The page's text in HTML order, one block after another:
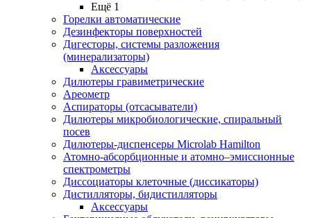
Ещё 1
Горелки автоматические
Дезинфекторы поверхностей
Дигесторы, системы разложения
(минерализаторы)
Аксессуары
Дилютеры гравиметрические
Ареометр
Аспираторы (отсасыватели)
Дилютеры микробиологические, спиральный
посев
Дилютеры-диспенсеры Microlab Hamilton
Атомно-абсорбционные и атомно–эмиссионные
спектрометры
Диссоциаторы клеточные (диссикаторы)
Дистилляторы, бидистилляторы
Аксессуары